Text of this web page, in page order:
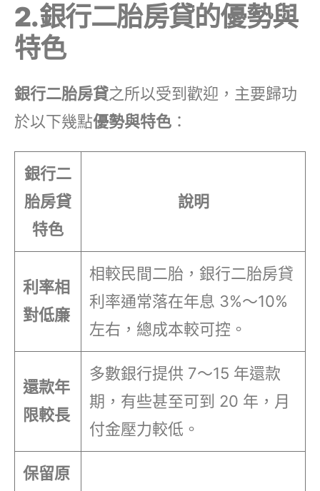
2.銀行二胎房貸的優勢與
特色
銀行二胎房貸之所以受到歡迎，主要歸功
於以下幾點優勢與特色 ：
銀行二
胎房貸
特色
說明
利率相
對低廉
相較民間二胎，銀行二胎房貸
利率通常落在年息 3%～10%
左右，總成本較可控。
還款年
限較長
多數銀行提供 7～15 年還款
期，有些甚至可到 20 年，月
付金壓力較低。
保留原